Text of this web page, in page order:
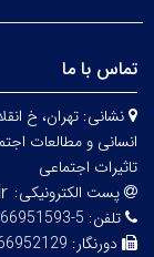
تماس با ما
نشانی:
انسانی و مطالعات
تاثیرات اجتماعی
پست الکترونیکی:
تلفن: 5-66951593-021
دورنگار: 021